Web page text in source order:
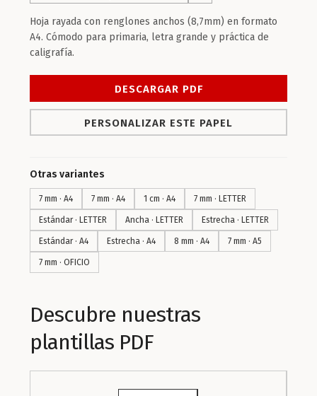
Hoja rayada con renglones anchos (8,7mm) en formato
A4. Cómodo para primaria, letra grande y práctica de
caligrafía.
DESCARGAR PDF
PERSONALIZAR ESTE PAPEL
Otras variantes
7 mm · A4 7 mm · A4 1 cm · A4 7 mm · LETTER
Estándar · LETTER Ancha · LETTER Estrecha · LETTER
Estándar · A4 Estrecha · A4 8 mm · A4 7 mm · A5
7 mm · OFICIO
Descubre nuestras
plantillas PDF